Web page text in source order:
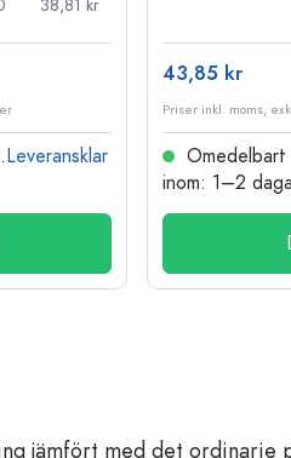
38,81 kr
Leveransklar
43,85 kr
Priser inkl. moms,
inom: 1–2
jämfört med det ordinarie